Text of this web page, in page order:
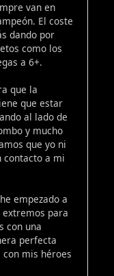
van en
El coste
dando por
como los
a 6+.
que la
que estar
al lado de
y mucho
que yo ni
contacto a mi
empezado a
para
con una
perfecta
con mis héroes